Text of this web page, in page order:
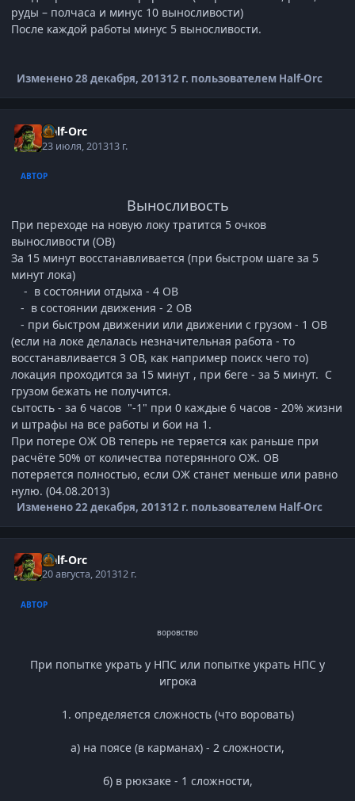
руды – полчаса и минус 10 выносливости)
После каждой работы минус 5 выносливости.
Изменено28 декабря, 201312 г. пользователем Half-Orc
Half-Orc
23 июля, 201313 г.
АВТОР
Выносливость
При переходе на новую локу тратится 5 очков
выносливости (ОВ)
За 15 минут восстанавливается (при быстром шаге за 5
минут лока)
- в состоянии отдыха - 4 ОВ
- в состоянии движения - 2 ОВ
- при быстром движении или движении с грузом - 1 ОВ
(если на локе делалась незначительная работа - то
восстанавливается 3 ОВ, как например поиск чего то)
локация проходится за 15 минут , при беге - за 5 минут. С
грузом бежать не получится.
сытость - за 6 часов "-1" при 0 каждые 6 часов - 20% жизни
и штрафы на все работы и бои на 1.
При потере ОЖ ОВ теперь не теряется как раньше при
расчёте 50% от количества потерянного ОЖ. ОВ
потеряется полностью, если ОЖ станет меньше или равно
нулю. (04.08.2013)
Изменено22 декабря, 201312 г. пользователем Half-Orc
Half-Orc
20 августа, 201312 г.
АВТОР
воровство
При попытке украть у НПС или попытке украть НПС у
игрока
1. определяется сложность (что воровать)
а) на поясе (в карманах) - 2 сложности,
б) в рюкзаке - 1 сложности,